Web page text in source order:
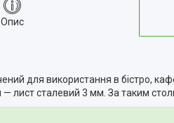
Опис
для використання в бістро,
— лист сталевий 3 мм. За таким